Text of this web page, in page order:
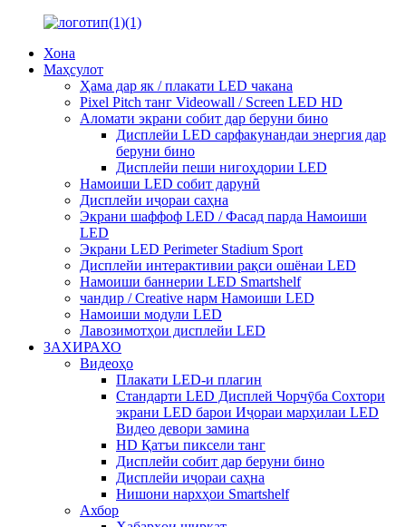
Хона
Маҳсулот
Ҳама дар як / плакати LED чакана
Pixel Pitch танг Videowall / Screen LED HD
Аломати экрани собит дар беруни бино
Дисплейи LED сарфакунандаи энергия дар
беруни бино
Дисплейи пеши нигоҳдории LED
Намоиши LED собит дарунӣ
Дисплейи иҷораи саҳна
Экрани шаффоф LED / Фасад парда Намоиши
LED
Экрани LED Perimeter Stadium Sport
Дисплейи интерактивии рақси ошёнаи LED
Намоиши баннерии LED Smartshelf
чандир / Creative нарм Намоиши LED
Намоиши модули LED
Лавозимотҳои дисплейи LED
ЗАХИРАХО
Видеоҳо
Плакати LED-и плагин
Стандарти LED Дисплей Чорчӯба Сохтори
экрани LED барои Иҷораи марҳилаи LED
Видео девори замина
HD Қатъи пиксели танг
Дисплейи собит дар беруни бино
Дисплейи иҷораи саҳна
Нишони нархҳои Smartshelf
Ахбор